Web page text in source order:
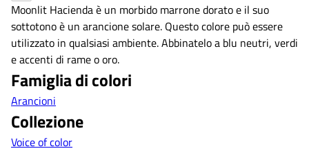
Moonlit Hacienda è un morbido marrone dorato e il suo
sottotono è un arancione solare. Questo colore può essere
utilizzato in qualsiasi ambiente. Abbinatelo a blu neutri, verdi
e accenti di rame o oro.
Famiglia di colori
Arancioni
Collezione
Voice of color